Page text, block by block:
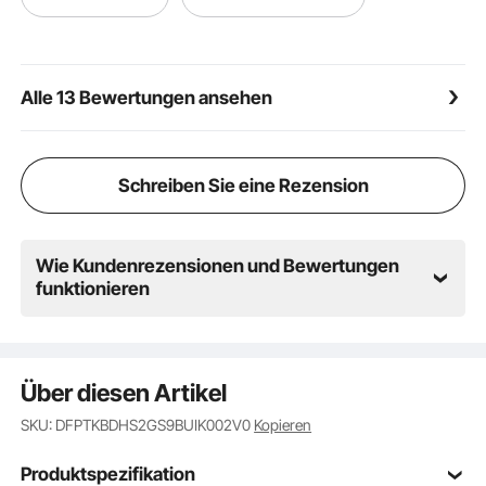
Druckregulierung und funktioniert reibungslos mit
Benutzerfreundlich: Dieses Badewannenarmatur-Set
durchdachte Design sorgt für eine reibungslose und
einfache Wasserkontrolle und verbessert Ihr
Badeerlebnis mit gleichbleibendem Komfort und
Alle 13 Bewertungen ansehen
Schreiben Sie eine Rezension
Wie Kundenrezensionen und Bewertungen
funktionieren
Über diesen Artikel
SKU: DFPTKBDHS2GS9BUIK002V0 Kopieren
Produktspezifikation